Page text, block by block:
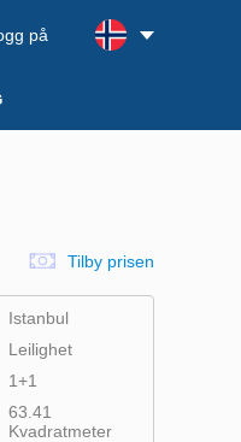
på
Tilby prisen
Istanbul
Leilighet
1+1
63.41
Kvadratmeter